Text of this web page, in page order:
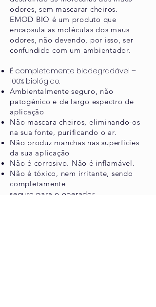
odores, sem mascarar cheiros.
EMOD BIO é um produto que
encapsula as moléculas dos maus
odores, não devendo, por isso, ser
confundido com um ambientador.
É completamente biodegradável –
100% biológico.
Ambientalmente seguro, não
patogénico e de largo espectro de
aplicação
Não mascara cheiros, eliminando-os
na sua fonte, purificando o ar.
Não produz manchas nas superfícies
da sua aplicação
Não é corrosivo. Não é inflamável.
Não é tóxico, nem irritante, sendo
completamente
seguro para o operador.